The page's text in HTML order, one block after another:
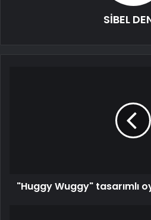
SİBEL
"Huggy Wuggy" tasarımlı